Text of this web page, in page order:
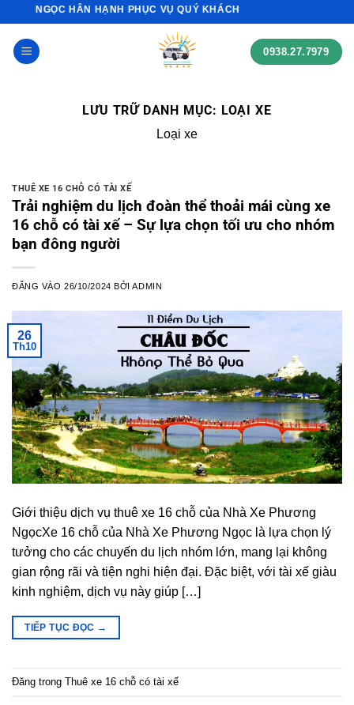
nội
dung
HÂN HẠNH PHỤC VỤ QUÝ KHÁCH
0938.27.7979
LƯU TRỮ DANH MỤC: LOẠI XE
Loại xe
THUÊ XE 16 CHỖ CÓ TÀI XẾ
Trải nghiệm du lịch đoàn thể thoải mái cùng xe
16 chỗ có tài xế – Sự lựa chọn tối ưu cho nhóm
bạn đông người
ĐĂNG VÀO26/10/2024 BỞIADMIN
26
Th10
Giới thiệu dịch vụ thuê xe 16 chỗ của Nhà Xe Phương
NgọcXe 16 chỗ của Nhà Xe Phương Ngọc là lựa chọn lý
tưởng cho các chuyến du lịch nhóm lớn, mang lại không
gian rộng rãi và tiện nghi hiện đại. Đặc biệt, với tài xế giàu
kinh nghiệm, dịch vụ này giúp […]
TIẾP TỤC ĐỌC →
Đăng trong Thuê xe 16 chỗ có tài xế